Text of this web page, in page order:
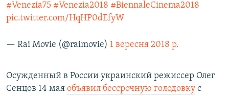
#Venezia75 #Venezia2018 #BiennaleCinema2018
pic.twitter.com/HqHP0dEfyW
— Rai Movie (@raimovie) 1 вересня 2018 р.
Осужденный в России украинский режиссер Олег
Сенцов 14 мая объявил бессрочную голодовку с